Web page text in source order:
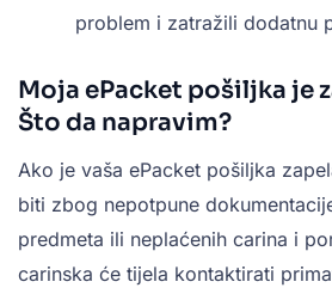
problem i zatražili dodatnu
Moja ePacket pošiljka je
Što da napravim?
Ako je vaša ePacket pošiljka
biti zbog nepotpune
predmeta ili neplaćenih carina i
carinska će tijela kontaktirati